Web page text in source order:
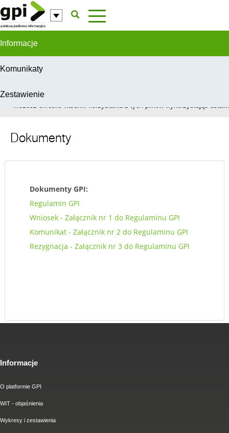
Przejdź do komentarzy
Informacje
Komunikaty
Zestawienie
W celu świadczenia usług na najwyższym poziomie, serwis GPI
Możesz określić warunki korzystania z tych plików wykorzystując
Dokumenty
Dokumenty GPI:
Regulamin GPI
Wniosek - Załącznik nr 1 do Regulaminu GPI
Komunikat - Załącznik nr 2 do Regulaminu GPI
Rezygnacja - Załącznik nr 3 do Regulaminu GPI
Informacje
O platformie GPI
WIT - objaśnienia
Wykresy i zestawienia